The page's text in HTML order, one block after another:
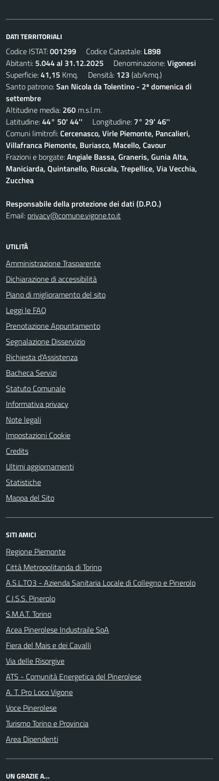
DATI TERRITORIALI
Codice ISTAT:001299 Codice Catastale: L898
Abitanti: 5.044 al 31.12.2025 Denominazione:Vigonesi
Superficie:41,15 Kmq. Densità: 123 (ab/kmq.)
Santo patrono:San Nicola da Tolentino - 2ª domenica di
settembre
Altitudine media: 260 m.s.l.m.
Latitudine:44° 50' 44'' Longitudine: 7° 29' 46''
Comuni limitrofi:Cercenasco, Virle Piemonte, Pancalieri,
Villafranca Piemonte, Buriasco, Macello, Cavour
Frazioni e borgate:Angiale Bassa, Graneris, Gunia Alta,
Maniciarda, Quintanello, Ruscala, Trepellice, Via Vecchia,
Zucchea
Responsabile della protezione dei dati (D.P.O.)
Email: privacy@comune.vigone.to.it
UTILITÀ
Amministrazione Trasparente
Dichiarazione di accessibilità
Piano di miglioramento del sito
Leggi le FAQ
Prenotazione Appuntamento
Segnalazione Disservizio
Richiesta d'Assistenza
Bacheca Servizi
Statuto Comunale
Informativa privacy
Note legali
Impostazioni Cookie
Credits
Ultimi aggiornamenti
Statistiche
Mappa del Sito
SITI AMICI
Regione Piemonte
Città Metropolitanda di Torino
A.S.L.TO3 - Azienda Sanitaria Locale di Collegno e Pinerolo
C.I.S.S. Pinerolo
S.M.A.T. Torino
Acea Pinerolese Industraile SpA
Fiera del Mais e dei Cavalli
Via delle Risorgive
ATS - Comunità Energetica del Pinerolese
A. T. Pro Loco Vigone
Voce Pinerolese
Turismo Torino e Provincia
Area Dipendenti
UN GRAZIE A...